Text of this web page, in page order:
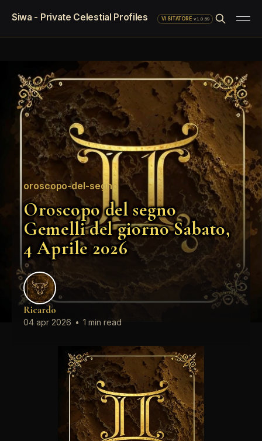
Siwa - Private Celestial Profiles VISITATORE·v1.0.69
oroscopo-del-segno
Oroscopo del segno
Gemelli del giorno Sabato,
4 Aprile 2026
Ricardo
04 apr 2026 • 1 min read